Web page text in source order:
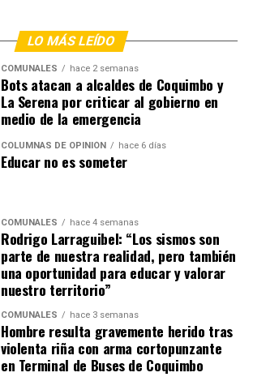
LO MÁS LEÍDO
COMUNALES hace 2 semanas
Bots atacan a alcaldes de Coquimbo y
La Serena por criticar al gobierno en
medio de la emergencia
COLUMNAS DE OPINIÓN hace 6 días
Educar no es someter
COMUNALES hace 4 semanas
Rodrigo Larraguibel: “Los sismos son
parte de nuestra realidad, pero también
una oportunidad para educar y valorar
nuestro territorio”
COMUNALES hace 3 semanas
Hombre resulta gravemente herido tras
violenta riña con arma cortopunzante
en Terminal de Buses de Coquimbo